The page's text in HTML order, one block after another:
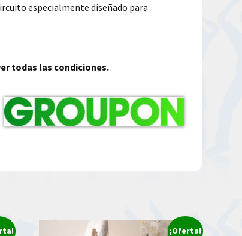
especialmente diseñado para
todas las condiciones.
¡Oferta!